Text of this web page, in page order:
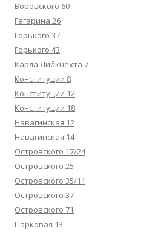
Воровского 60
Гагарина 26
Горького 37
Горького 43
Карла Либкнехта 7
Конституции 8
Конституции 12
Конституции 18
Навагинская 12
Навагинская 14
Островского 17/24
Островского 25
Островского 35/11
Островского 37
Островского 71
Парковая 13